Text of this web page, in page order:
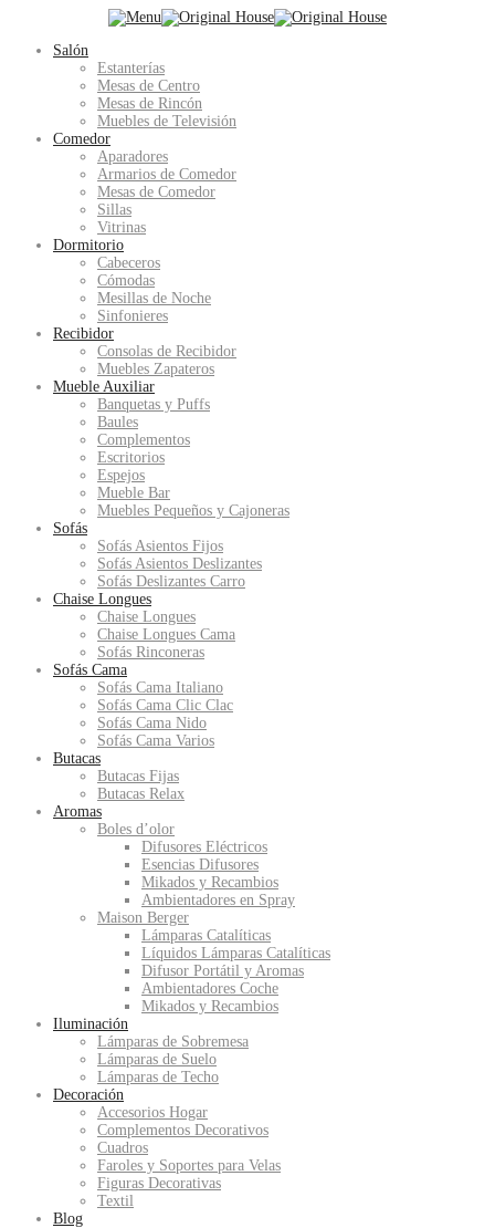
Salón
Estanterías
Mesas de Centro
Mesas de Rincón
Muebles de Televisión
Comedor
Aparadores
Armarios de Comedor
Mesas de Comedor
Sillas
Vitrinas
Dormitorio
Cabeceros
Cómodas
Mesillas de Noche
Sinfonieres
Recibidor
Consolas de Recibidor
Muebles Zapateros
Mueble Auxiliar
Banquetas y Puffs
Baules
Complementos
Escritorios
Espejos
Mueble Bar
Muebles Pequeños y Cajoneras
Sofás
Sofás Asientos Fijos
Sofás Asientos Deslizantes
Sofás Deslizantes Carro
Chaise Longues
Chaise Longues
Chaise Longues Cama
Sofás Rinconeras
Sofás Cama
Sofás Cama Italiano
Sofás Cama Clic Clac
Sofás Cama Nido
Sofás Cama Varios
Butacas
Butacas Fijas
Butacas Relax
Aromas
Boles d’olor
Difusores Eléctricos
Esencias Difusores
Mikados y Recambios
Ambientadores en Spray
Maison Berger
Lámparas Catalíticas
Líquidos Lámparas Catalíticas
Difusor Portátil y Aromas
Ambientadores Coche
Mikados y Recambios
Iluminación
Lámparas de Sobremesa
Lámparas de Suelo
Lámparas de Techo
Decoración
Accesorios Hogar
Complementos Decorativos
Cuadros
Faroles y Soportes para Velas
Figuras Decorativas
Textil
Blog